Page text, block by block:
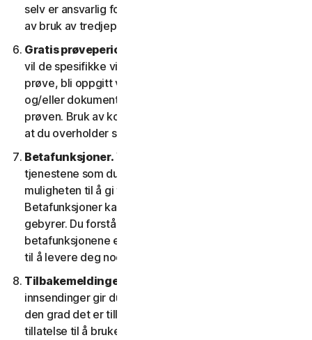
selv er ansvarlig for og påtar deg all risiko som følger
av bruk av tredjeparts ressurser.
Gratis prøveperioder.
vil de spesifikke vilkårene som gjelder din gratis
prøve, bli oppgitt ved registrering i reklamemateriell
og/eller dokumentasjon som beskriver den gratis
prøven. Bruk av kostnadsfrie prøveversjonen krever
at du overholder slike spesifikke vilkår.
Betafunksjoner. Vi kan inkludere betafunksjoner i
tjenestene som du kan benytte, disse kan gi deg
muligheten til å gi tilbakemelding. Din bruk av
Betafunksjoner kan være underlagt betaling av
gebyrer. Du forstår og samtykker i at bruk av
betafunksjonene er frivillig, og at vi ikke er forpliktet
til å levere deg noen betafunksjoner.
Tilbakemeldinger og anmeldelser.
innsendinger gir du oss og våre tilknyttede partnere, i
den grad det er tillatt av gjeldende lovgivning,
tillatelse til å bruke, reprodusere, kopiere og